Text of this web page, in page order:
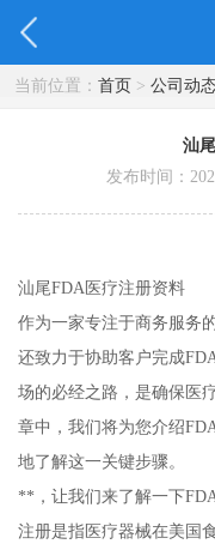
当前位置： 首页> 公司动
汕
发布时间：
汕尾FDA医疗注册资料
作为一家专注于商务服务
还致力于协助客户完成
场的必经之路，是确保医
章中，我们将为您介绍
地了解这一关键步骤。
**，让我们来了解一下
注册是指医疗器械在美国